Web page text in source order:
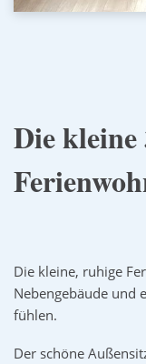
Die kleine
Die kleine, ruhige
Nebengebäude und
fühlen.
Der schöne